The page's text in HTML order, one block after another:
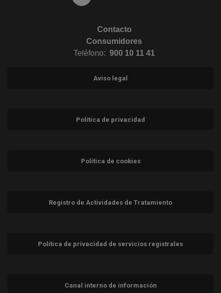
Contacto
Consumidores
Teléfono: 900 10 11 41
Aviso legal
Política de privacidad
Política de cookies
Registro de Actividades de Tratamiento
Política de privacidad de servicios registrales
Canal interno de información